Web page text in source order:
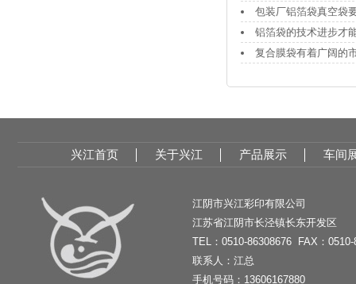
包装厂铝箔袋真空袋
铝箔袋的技术进步才
复合膜袋有着广阔的
兴江首页 关于兴江 产品展示 车间
江阴市兴江彩印有限公司
江苏省江阴市长泾镇长东开发区
TEL：0510-86308676 FAX：0510-
联系人：江总
手机号码：13606167880